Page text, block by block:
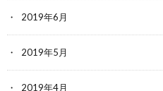
2019年6月
2019年5月
2019年4月